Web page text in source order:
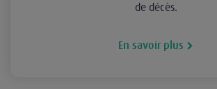
de décès.
En savoir plus